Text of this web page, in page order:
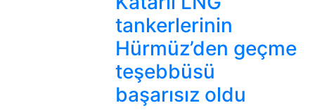
tankerlerinin
Hürmüz’den geçme
teşebbüsü
başarısız oldu